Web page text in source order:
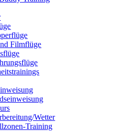
Filmflüge
Wetter
Training